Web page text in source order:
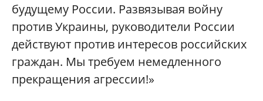
будущему России. Развязывая войну
против Украины, руководители России
действуют против интересов российских
граждан. Мы требуем немедленного
прекращения агрессии!»